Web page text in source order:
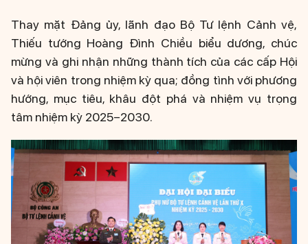
Thay mặt Đảng ủy, lãnh đạo Bộ Tư lệnh Cảnh vệ,
Thiếu tướng Hoàng Đình Chiều biểu dương, chúc
mừng và ghi nhận những thành tích của các cấp Hội
và hội viên trong nhiệm kỳ qua; đồng tình với phương
hướng, mục tiêu, khâu đột phá và nhiệm vụ trọng
tâm nhiệm kỳ 2025–2030.